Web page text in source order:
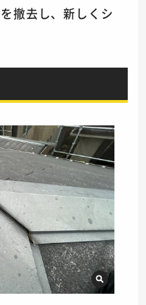
撤去し、新しくシ